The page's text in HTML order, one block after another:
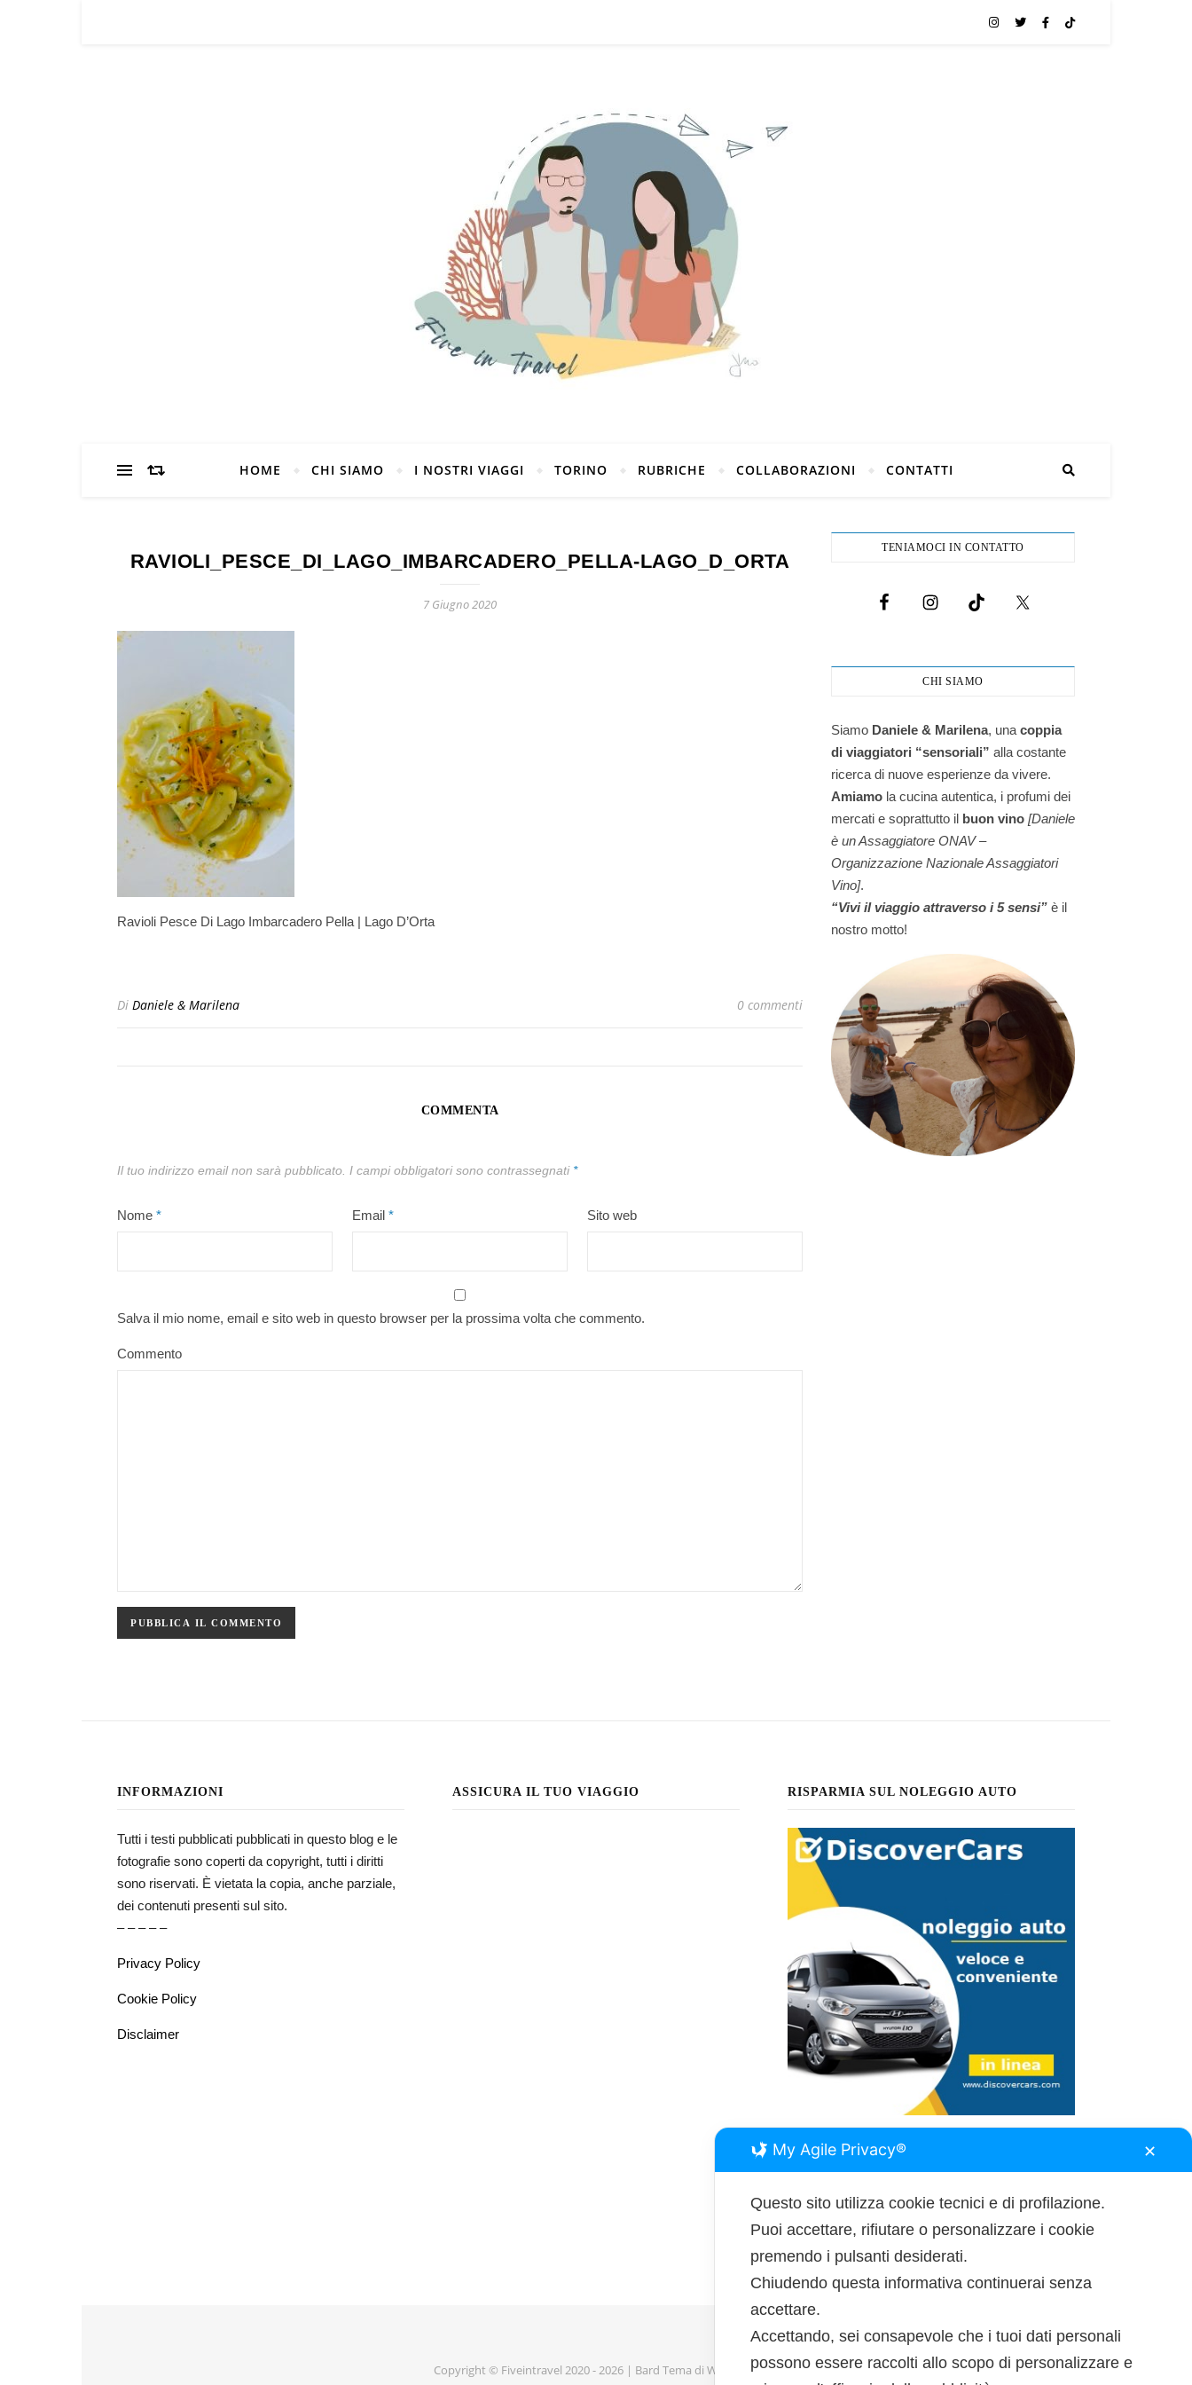
HOME CHI SIAMO I NOSTRI VIAGGI TORINO RUBRICHE COLLABORAZIONI CONTATTI
RAVIOLI_PESCE_DI_LAGO_IMBARCADERO_PELLA-LAGO_D_ORTA
7 Giugno 2020
Ravioli Pesce Di Lago Imbarcadero Pella | Lago D’Orta
Di Daniele & Marilena 0 commenti
COMMENTA
Il tuo indirizzo email non sarà pubblicato. I campi obbligatori sono contrassegnati *
Nome * Email * Sito web
Salva il mio nome, email e sito web in questo browser per la prossima volta che commento.
Commento
TENIAMOCI IN CONTATTO
CHI SIAMO
Siamo Daniele & Marilena, una coppia
di viaggiatori “sensoriali” alla costante
ricerca di nuove esperienze da vivere.
Amiamo la cucina autentica, i profumi dei
mercati e soprattutto il buon vino [Daniele
è un Assaggiatore ONAV –
Organizzazione Nazionale Assaggiatori
Vino].
“Vivi il viaggio attraverso i 5 sensi” è il
nostro motto!
INFORMAZIONI
Tutti i testi pubblicati pubblicati in questo blog e le
fotografie sono coperti da copyright, tutti i diritti
sono riservati. È vietata la copia, anche parziale,
dei contenuti presenti sul sito.
– – – – –
Privacy Policy
Cookie Policy
Disclaimer
ASSICURA IL TUO VIAGGIO RISPARMIA SUL NOLEGGIO AUTO
Copyright © Fiveintravel 2020 - 2026 | Bard Tema di WP Royal.
My Agile Privacy® ✕
Questo sito utilizza cookie tecnici e di profilazione.
Puoi accettare, rifiutare o personalizzare i cookie
premendo i pulsanti desiderati.
Chiudendo questa informativa continuerai senza
accettare.
Accettando, sei consapevole che i tuoi dati personali
possono essere raccolti allo scopo di personalizzare e